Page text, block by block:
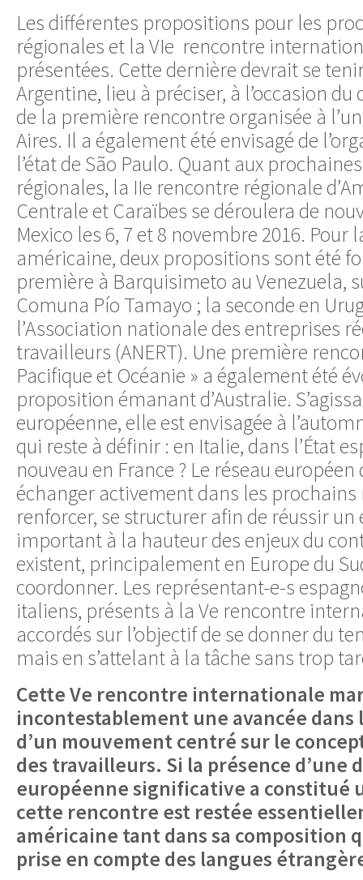
Les différentes propositions pour les
régionales et la VIe rencontre
présentées. Cette dernière devrait se
Argentine, lieu à préciser, à l’occasion
de la première rencontre organisée à
Aires. Il a également été envisagé de
l’état de São Paulo. Quant aux
régionales, la IIe rencontre régionale
Centrale et Caraïbes se déroulera de
Mexico les 6, 7 et 8 novembre 2016. Pour
américaine, deux propositions sont été
première à Barquisimeto au Venezuela,
Comuna Pío Tamayo ; la seconde en
l’Association nationale des entreprises
travailleurs (ANERT). Une première
Pacifique et Océanie » a également été
proposition émanant d’Australie.
européenne, elle est envisagée à
qui reste à définir : en Italie, dans l’État
nouveau en France ? Le réseau
échanger activement dans les prochains
renforcer, se structurer afin de réussir un
important à la hauteur des enjeux du
existent, principalement en Europe du
coordonner. Les représentant-e-s
italiens, présents à la Ve rencontre
accordés sur l’objectif de se donner du
mais en s’attelant à la tâche sans trop
Cette Ve rencontre internationale
incontestablement une avancée
d’un mouvement centré sur le
des travailleurs. Si la présence d’une
européenne significative a constitué
cette rencontre est restée
américaine tant dans sa composition
prise en compte des langues